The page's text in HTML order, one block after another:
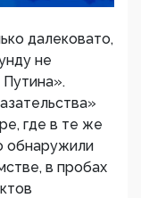
далековато,
не
где в те же
обнаружили
в пробах